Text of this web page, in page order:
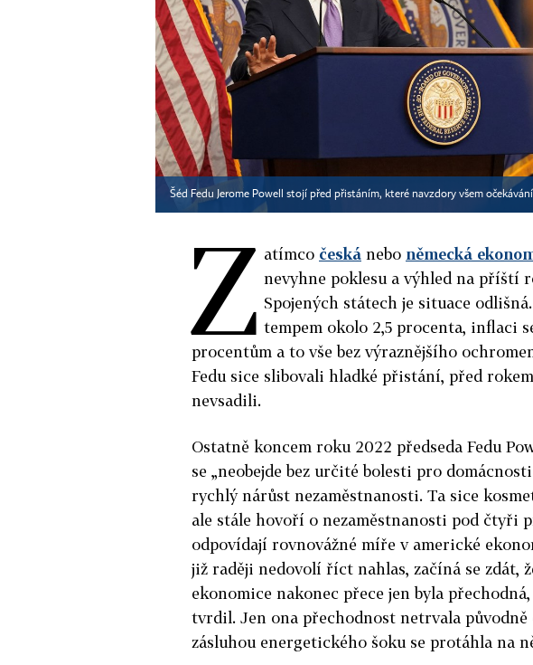
Šéd Fedu Jerome Powell stojí před přistáním, které navzdory všem
Z atímco česká nebo německá
nevyhne poklesu a výhled na příští
Spojených státech je situace
tempem okolo 2,5 procenta, inflaci
procentům a to vše bez výraznějšího
Fedu sice slibovali hladké přistání, před
nevsadili.
Ostatně koncem roku 2022 předseda Fedu
se „neobejde bez určité bolesti pro
rychlý nárůst nezaměstnanosti. Ta sice
ale stále hovoří o nezaměstnanosti pod čtyři
odpovídají rovnovážné míře v americké
již raději nedovolí říct nahlas, začíná se zdát,
ekonomice nakonec přece jen byla
tvrdil. Jen ona přechodnost netrvala původně
zásluhou energetického šoku se protáhla na